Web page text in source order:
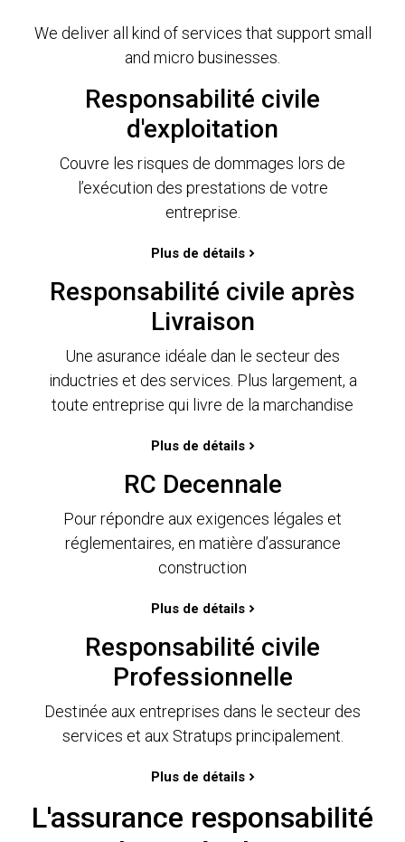
We deliver all kind of services that support small
and micro businesses.
Responsabilité civile
d'exploitation
Couvre les risques de dommages lors de
l’exécution des prestations de votre
entreprise.
Plus de détails
Responsabilité civile après
Livraison
Une asurance idéale dan le secteur des
inductries et des services. Plus largement, a
toute entreprise qui livre de la marchandise
Plus de détails
RC Decennale
Pour répondre aux exigences légales et
réglementaires, en matière d’assurance
construction
Plus de détails
Responsabilité civile
Professionnelle
Destinée aux entreprises dans le secteur des
services et aux Stratups principalement.
Plus de détails
L'assurance responsabilité